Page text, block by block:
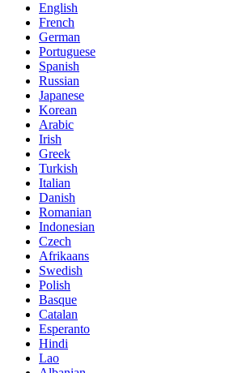
English
French
German
Portuguese
Spanish
Russian
Japanese
Korean
Arabic
Irish
Greek
Turkish
Italian
Danish
Romanian
Indonesian
Czech
Afrikaans
Swedish
Polish
Basque
Catalan
Esperanto
Hindi
Lao